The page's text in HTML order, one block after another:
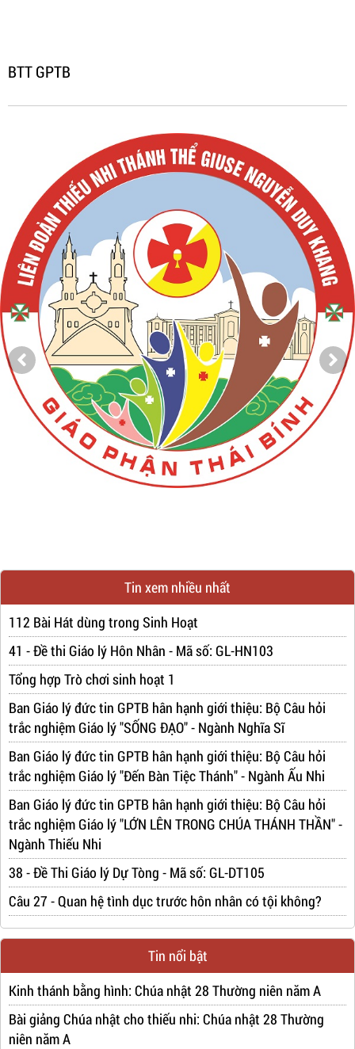
BTT GPTB
Tin xem nhiều nhất
112 Bài Hát dùng trong Sinh Hoạt
41 - Đề thi Giáo lý Hôn Nhân - Mã số: GL-HN103
Tổng hợp Trò chơi sinh hoạt 1
Ban Giáo lý đức tin GPTB hân hạnh giới thiệu: Bộ Câu hỏi
trắc nghiệm Giáo lý "SỐNG ĐẠO" - Ngành Nghĩa Sĩ
Ban Giáo lý đức tin GPTB hân hạnh giới thiệu: Bộ Câu hỏi
trắc nghiệm Giáo lý "Đến Bàn Tiệc Thánh" - Ngành Ấu Nhi
Ban Giáo lý đức tin GPTB hân hạnh giới thiệu: Bộ Câu hỏi
trắc nghiệm Giáo lý "LỚN LÊN TRONG CHÚA THÁNH THẦN" -
Ngành Thiếu Nhi
38 - Đề Thi Giáo lý Dự Tòng - Mã số: GL-DT105
Câu 27 - Quan hệ tình dục trước hôn nhân có tội không?
Tin nổi bật
Kinh thánh bằng hình: Chúa nhật 28 Thường niên năm A
Bài giảng Chúa nhật cho thiếu nhi: Chúa nhật 28 Thường
niên năm A